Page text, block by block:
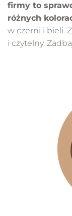
firmy to
różnych
w czerni i bieli.
i czytelny.